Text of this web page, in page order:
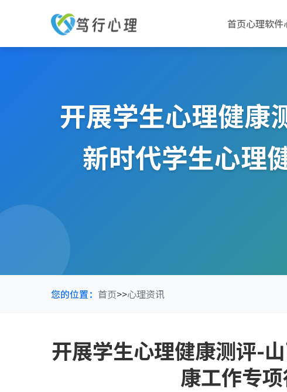
首页心理软件
开展学生心理健康
新时代学生心理
您的位置： 首页>>心理资讯
开展学生心理健康测评-
康工作专